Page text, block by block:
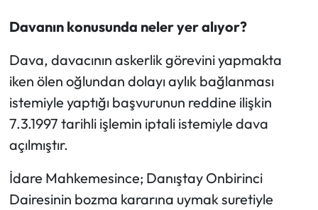
Davanın konusunda neler yer alıyor?
Dava, davacının askerlik görevini yapmakta
iken ölen oğlundan dolayı aylık bağlanması
istemiyle yaptığı başvurunun reddine ilişkin
7.3.1997 tarihli işlemin iptali istemiyle dava
açılmıştır.
İdare Mahkemesince; Danıştay Onbirinci
Dairesinin bozma kararına uymak suretiyle